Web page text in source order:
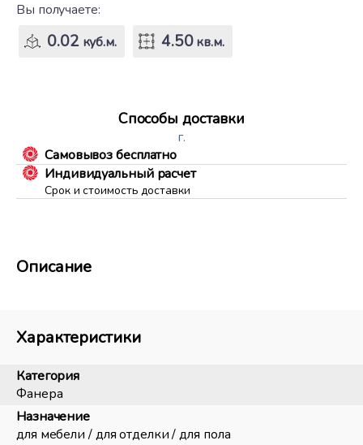
Вы получаете:
0.02куб.м. 4.50кв.м.
Способы доставки
г.
Самовывоз бесплатно
Индивидуальный расчет
Срок и стоимость доставки
Описание
Характеристики
Категория
Фанера
Назначение
для мебели / для отделки / для пола